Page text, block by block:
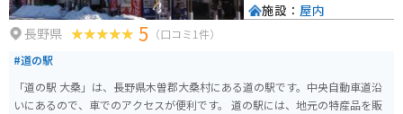
長野県 5 （口コミ1件）
#道の駅
「道の駅 大桑」は、長野県木曽郡大桑村にある道の駅です。中央自動車道沿
いにあるので、車でのアクセスが便利です。 道の駅には、地元の特産品を販
施設： 屋内